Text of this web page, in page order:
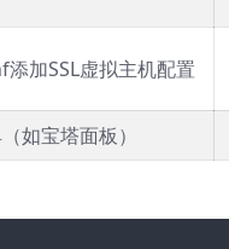
加SSL虚拟主机配置
如宝塔面板）